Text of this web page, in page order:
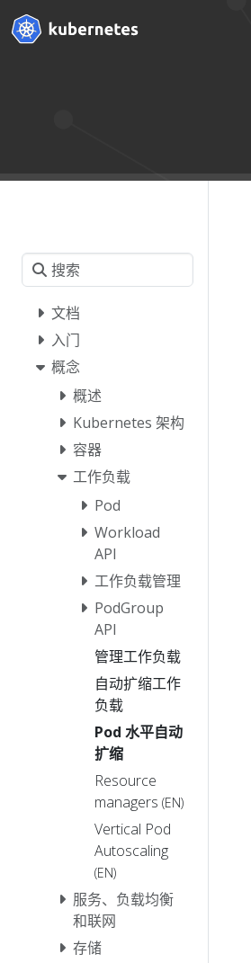
文档
入门
概念
概述
Kubernetes 架构
容器
工作负载
Pod
Workload
API
工作负载管理
PodGroup
API
管理工作负载
自动扩缩工作
负载
Pod 水平自动
扩缩
Resource
managers (EN)
Vertical Pod
Autoscaling
(EN)
服务、负载均衡
和联网
存储